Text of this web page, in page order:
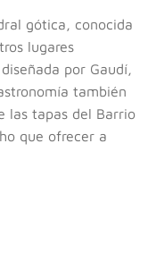
gótica, conocida
lugares
por Gaudí,
también
las tapas del Barrio
que ofrecer a